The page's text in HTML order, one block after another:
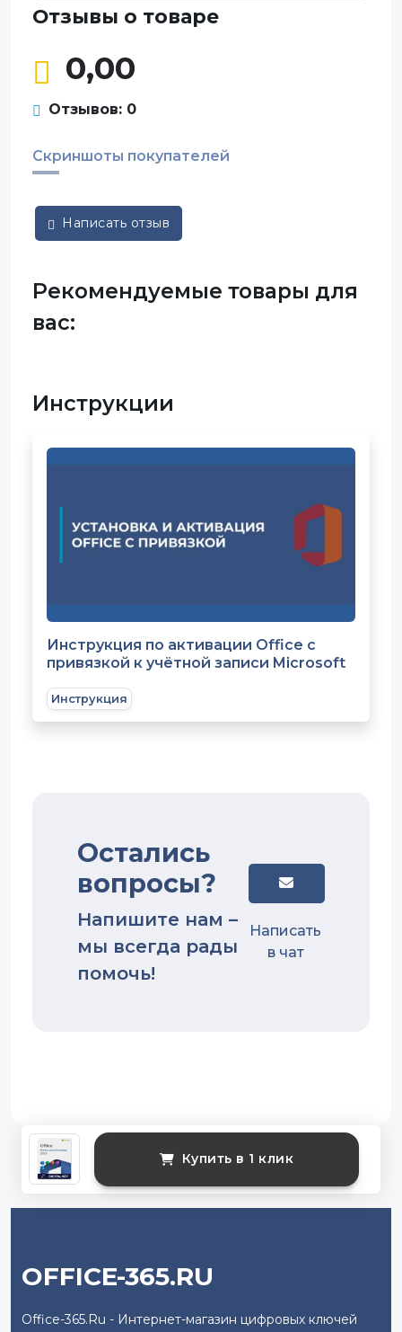
Отзывы о товаре
0,00
Отзывов: 0
Скриншоты покупателей
Написать отзыв
Рекомендуемые товары для
вас:
Инструкции
Инструкция по активации Office с
привязкой к учётной записи Microsoft
Инструкция
Остались
вопросы?
Напишите нам –
мы всегда рады
помочь!
Написать
в чат
Купить в 1 клик
OFFICE-365.RU
Office-365.Ru - Интернет-магазин цифровых ключей